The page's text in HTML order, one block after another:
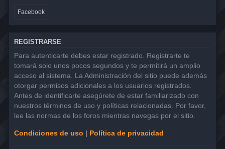
Facebook
REGISTRARSE
Para autenticarte debes estar registrado. Registrarte te
tomará solo unos pocos segundos y te permitirá un amplio
acceso al sistema. La Administración del sitio puede además
otorgar permisos adicionales a los usuarios registrados.
Antes de identificarte asegúrete de estar familiarizado con
nuestros términos de uso y políticas relacionadas. Por favor,
lee las normas de los foros mientras navegas por el sitio.
Condiciones de uso | Política de privacidad